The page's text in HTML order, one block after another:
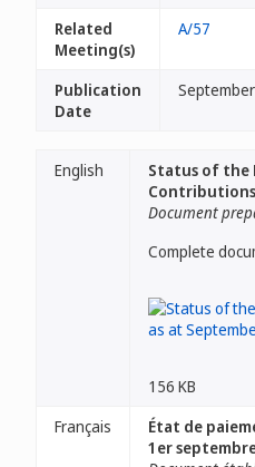
Related
Meeting(s)
A/57
Publication
Date
English
Status of the
Contributions
Document
Complete
156 KB
Français
État de
1er